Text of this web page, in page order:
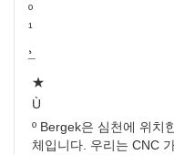
º
¹
¯
★
Ù
º Bergek은 심천에 위치
체입니다. 우리는 CNC